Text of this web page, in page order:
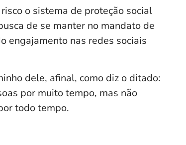
o sistema de proteção social
de se manter no mandato de
engajamento nas redes sociais
dele, afinal, como diz o ditado:
por muito tempo, mas não
todo tempo.